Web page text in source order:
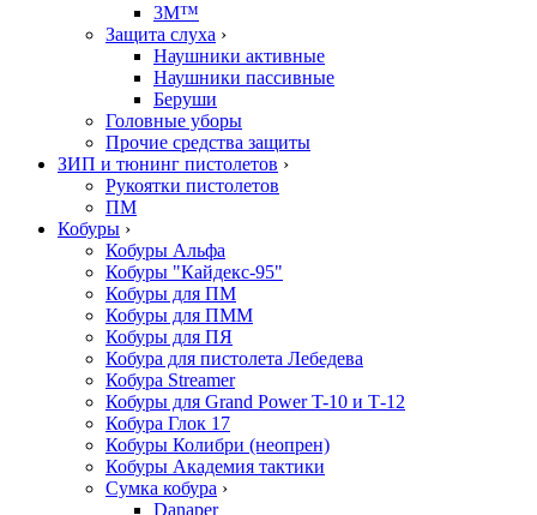
3M™
Защита слуха ›
Наушники активные
Наушники пассивные
Беруши
Головные уборы
Прочие средства защиты
ЗИП и тюнинг пистолетов ›
Рукоятки пистолетов
ПМ
Кобуры ›
Кобуры Альфа
Кобуры "Кайдекс-95"
Кобуры для ПМ
Кобуры для ПММ
Кобуры для ПЯ
Кобура для пистолета Лебедева
Кобура Streamer
Кобуры для Grand Power T-10 и Т-12
Кобура Глок 17
Кобуры Колибри (неопрен)
Кобуры Академия тактики
Сумка кобура ›
Danaper